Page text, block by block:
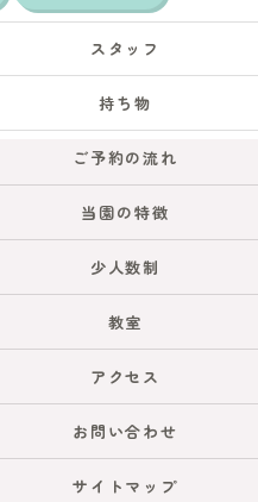
スタッフ
持ち物
ご予約の流れ
当園の特徴
少人数制
教室
アクセス
お問い合わせ
サイトマップ